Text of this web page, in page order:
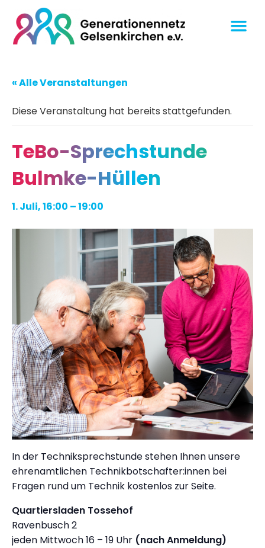
« Alle Veranstaltungen
Diese Veranstaltung hat bereits stattgefunden.
TeBo-Sprechstunde
Bulmke-Hüllen
1. Juli, 16:00 –19:00
In der Techniksprechstunde stehen Ihnen unsere
ehrenamtlichen Technikbotschafter:innen bei
Fragen rund um Technik kostenlos zur Seite.
Quartiersladen Tossehof
Ravenbusch 2
jeden Mittwoch 16 – 19 Uhr (nach Anmeldung)